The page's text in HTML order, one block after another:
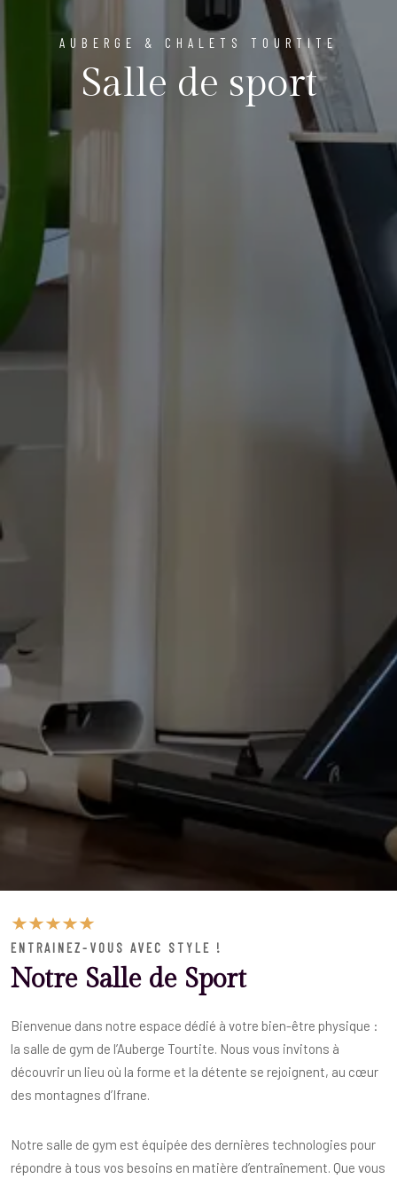
AUBERGE & CHALETS TOURTITE
Salle de sport
ENTRAINEZ-VOUS AVEC STYLE !
Notre Salle de Sport
Bienvenue dans notre espace dédié à votre bien-être physique :
la salle de gym de l’Auberge Tourtite. Nous vous invitons à
découvrir un lieu où la forme et la détente se rejoignent, au cœur
des montagnes d’Ifrane.
Notre salle de gym est équipée des dernières technologies pour
répondre à tous vos besoins en matière d’entraînement. Que vous